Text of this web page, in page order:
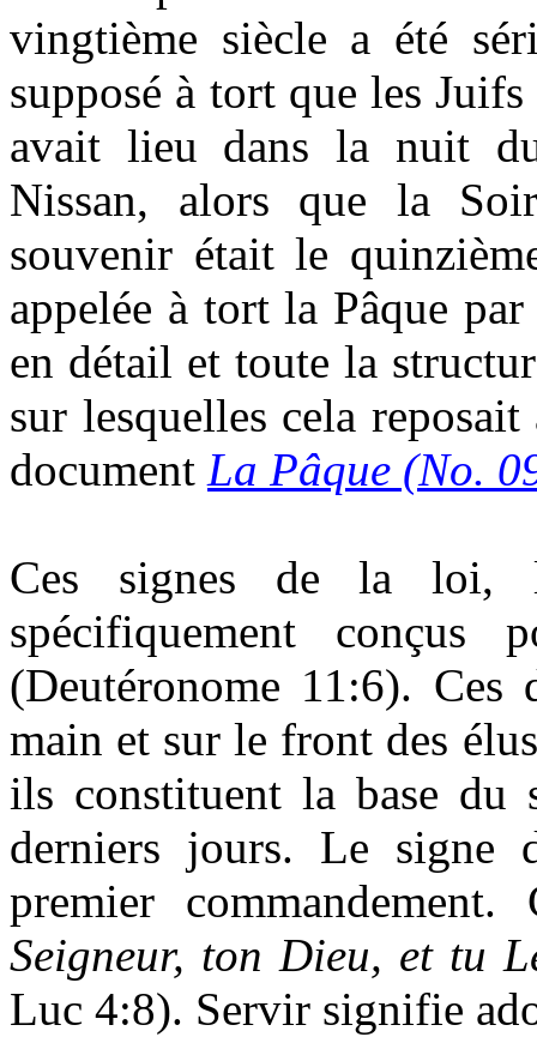
vingtième siècle a été
supposé à tort que les
avait lieu dans la nuit
Nissan, alors que la
souvenir était le
appelée à tort la Pâque
en détail et toute la
sur lesquelles cela
document La Pâque (No.
Ces signes de la loi,
spécifiquement conçus
(Deutéronome 11:6).
main et sur le front des
ils constituent la base du
derniers jours. Le signe
premier
Seigneur, ton Dieu, et tu
Luc 4:8). Servir signifie